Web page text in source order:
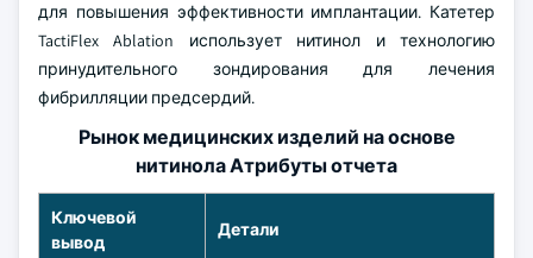
для повышения эффективности имплантации. Катетер
TactiFlex Ablation использует нитинол и технологию
принудительного зондирования для лечения
фибрилляции предсердий.
Рынок медицинских изделий на основе
нитинола Атрибуты отчета
Ключевой
вывод
Детали